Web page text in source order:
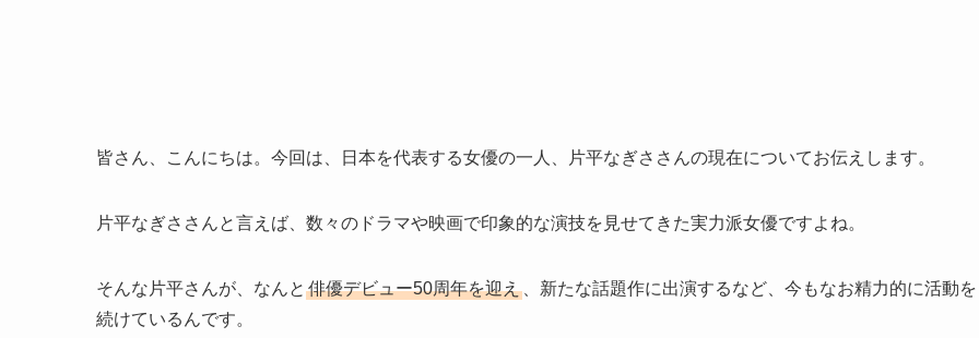
皆さん、こんにちは。今回は、日本を代表する女優の一人、片平なぎささんの現在についてお伝えします。
片平なぎささんと言えば、数々のドラマや映画で印象的な演技を見せてきた実力派女優ですよね。
そんな片平さんが、なんと 俳優デビュー50周年を迎え 、新たな話題作に出演するなど、今もなお精力的に活動を
続けているんです。